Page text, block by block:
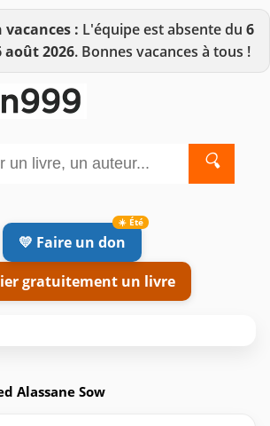
vacances : L'équipe est absente du 6
août 2026. Bonnes vacances à tous !
🔍
💛 Faire un don
gratuitement un livre
Alassane Sow